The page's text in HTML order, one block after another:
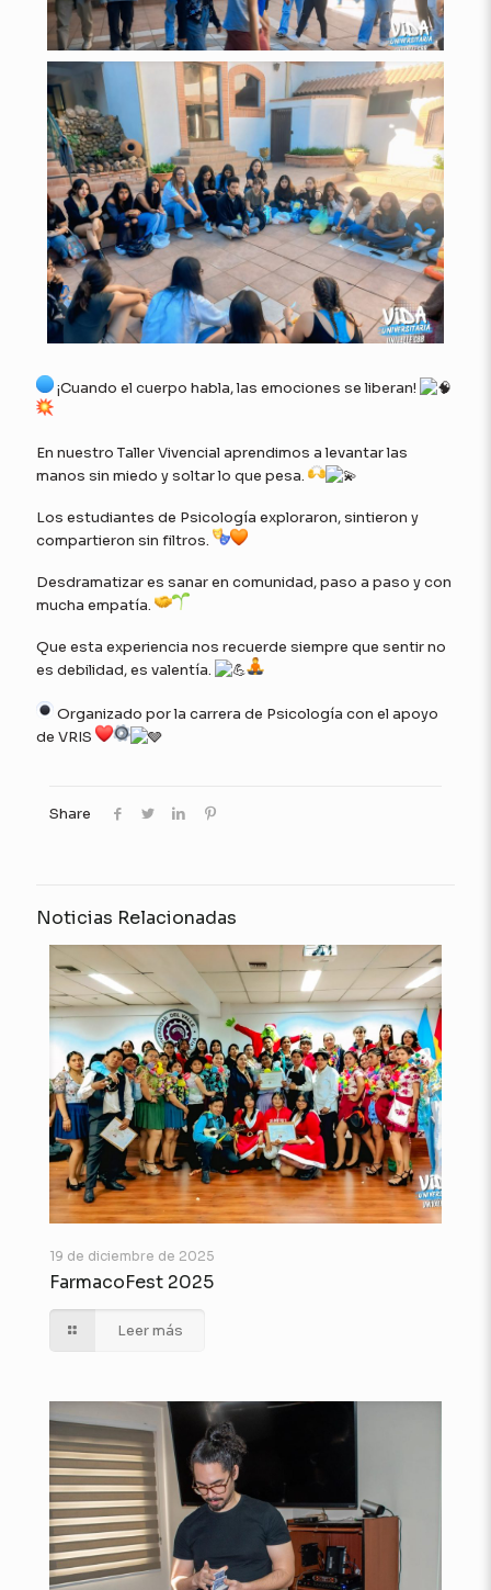
¡Cuando el cuerpo habla, las emociones se liberan!
En nuestro Taller Vivencial aprendimos a levantar las
manos sin miedo y soltar lo que pesa.
Los estudiantes de Psicología exploraron, sintieron y
compartieron sin filtros.
Desdramatizar es sanar en comunidad, paso a paso y con
mucha empatía.
Que esta experiencia nos recuerde siempre que sentir no
es debilidad, es valentía.
Organizado por la carrera de Psicología con el apoyo
de VRIS
Share
Noticias Relacionadas
19 de diciembre de 2025
FarmacoFest 2025
Leer más